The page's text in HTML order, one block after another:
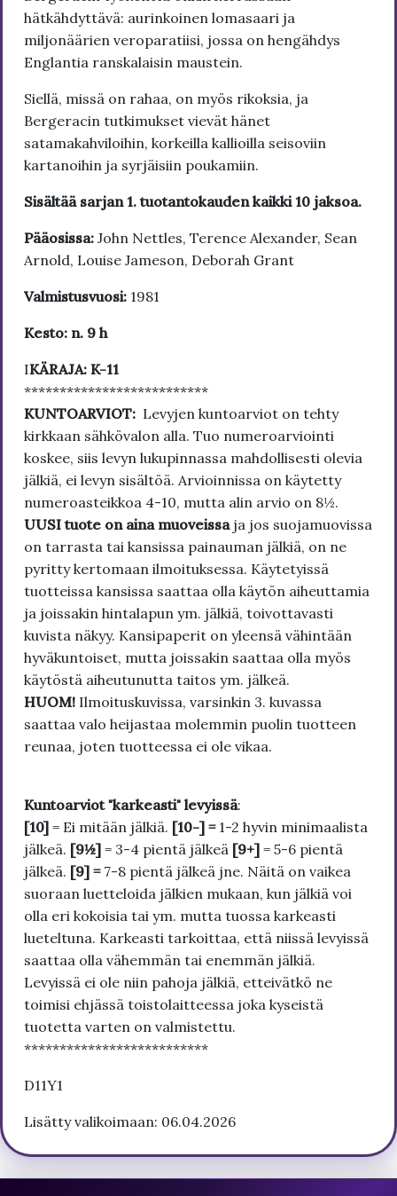
hätkähdyttävä: aurinkoinen lomasaari ja
miljonäärien veroparatiisi, jossa on hengähdys
Englantia ranskalaisin maustein.
Siellä, missä on rahaa, on myös rikoksia, ja
Bergeracin tutkimukset vievät hänet
satamakahviloihin, korkeilla kallioilla seisoviin
kartanoihin ja syrjäisiin poukamiin.
Sisältää sarjan 1. tuotantokauden kaikki 10 jaksoa.
Pääosissa: John Nettles, Terence Alexander, Sean
Arnold, Louise Jameson, Deborah Grant
Valmistusvuosi: 1981
Kesto: n. 9 h
IKÄRAJA: K-11
**************************
KUNTOARVIOT: Levyjen kuntoarviot on tehty
kirkkaan sähkövalon alla. Tuo numeroarviointi
koskee, siis levyn lukupinnassa mahdollisesti olevia
jälkiä, ei levyn sisältöä. Arvioinnissa on käytetty
numeroasteikkoa 4-10, mutta alin arvio on 8½.
UUSI tuote on aina muoveissa ja jos suojamuovissa
on tarrasta tai kansissa painauman jälkiä, on ne
pyritty kertomaan ilmoituksessa. Käytetyissä
tuotteissa kansissa saattaa olla käytön aiheuttamia
ja joissakin hintalapun ym. jälkiä, toivottavasti
kuvista näkyy. Kansipaperit on yleensä vähintään
hyväkuntoiset, mutta joissakin saattaa olla myös
käytöstä aiheutunutta taitos ym. jälkeä.
HUOM! Ilmoituskuvissa, varsinkin 3. kuvassa
saattaa valo heijastaa molemmin puolin tuotteen
reunaa, joten tuotteessa ei ole vikaa.
Kuntoarviot "karkeasti" levyissä:
[10] = Ei mitään jälkiä. [10-] = 1-2 hyvin minimaalista
jälkeä. [9½] = 3-4 pientä jälkeä [9+] = 5-6 pientä
jälkeä. [9] = 7-8 pientä jälkeä jne. Näitä on vaikea
suoraan luetteloida jälkien mukaan, kun jälkiä voi
olla eri kokoisia tai ym. mutta tuossa karkeasti
lueteltuna. Karkeasti tarkoittaa, että niissä levyissä
saattaa olla vähemmän tai enemmän jälkiä.
Levyissä ei ole niin pahoja jälkiä, etteivätkö ne
toimisi ehjässä toistolaitteessa joka kyseistä
tuotetta varten on valmistettu.
**************************
D11Y1
Lisätty valikoimaan: 06.04.2026